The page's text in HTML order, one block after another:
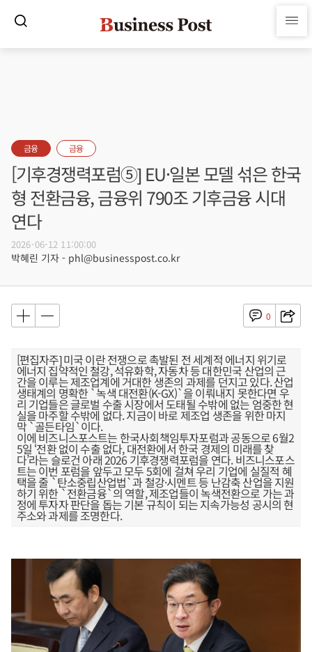
금융 금융
[기후경쟁력포럼⑤] EU·일본 모델 섞은 한국
형 전환금융, 금융위 790조 기후금융 시대
연다
2026-06-12 11:00:00
박혜린 기자 - phl@businesspost.co.kr
0
[편집자주] 미국 이란 전쟁으로 촉발된 전 세계적 에너지 위기로
에너지 집약적인 철강, 석유화학, 자동차 등 대한민국 산업의 근
간을 이루는 제조업계에 거대한 생존의 과제를 던지고 있다. 산업
생태계의 명확한 `녹색 대전환(K-GX)`을 이뤄내지 못한다면 우
리 기업들은 글로벌 수출 시장에서 도태될 수밖에 없는 엄중한 현
실을 마주할 수밖에 없다. 지금이 바로 제조업 생존을 위한 마지
막 `골든타임`이다.
이에 비즈니스포스트는 한국사회책임투자포럼과 공동으로 6월2
5일 ‘전환 없이 수출 없다, 대전환에서 한국 경제의 미래를 찾
다’라는 슬로건 아래 2026 기후경쟁력포럼을 연다. 비즈니스포스
트는 이번 포럼을 앞두고 모두 5회에 걸쳐 우리 기업에 실질적 혜
택을 줄 `탄소중립산업법`과 철강·시멘트 등 난감축 산업을 지원
하기 위한 `전환금융`의 역할, 제조업들이 녹색전환으로 가는 과
정에 투자자 판단을 돕는 기본 규칙이 되는 지속가능성 공시의 현
주소와 과제를 조명한다.